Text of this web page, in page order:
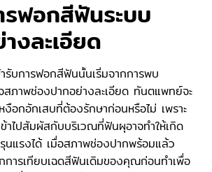
ฟอกสีฟันระบบ
งละเอียด
รับการฟอกสีฟันนั้นเริ่มจากการพบ
ภาพช่องปากอย่างละเอียด ทันตแพทย์จะ
อกอักเสบที่ต้องรักษาก่อนหรือไม่ เพราะ
าไปสัมผัสกับบริเวณที่ฟันผุอาจทำให้เกิด
นแรงได้ เมื่อสภาพช่องปากพร้อมแล้ว
การเทียบเฉดสีฟันเดิมของคุณก่อนทำเพื่อ